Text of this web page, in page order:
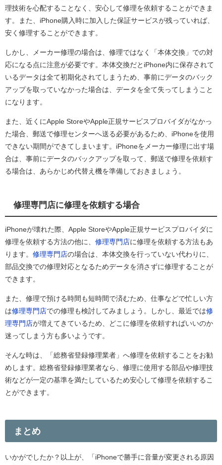
理技術を心配することなく、安心して修理を依頼することができま
す。また、iPhone購入時に加入した保証サービスが残っていれば、
安く修理することができます。
しかし、メーカー修理の場合は、修理ではなく「本体交換」での対
応になる点に注意が必要です。本体交換だとiPhone内に保存されて
いるデータは全て初期化されてしまうため、事前にデータのバック
アップを取っていなかった場合は、データを全て失ってしまうこと
になります。
また、近くにApple StoreやApple正規サービスプロバイダがなかっ
た場合、郵送で修理センターへ送る必要があるため、iPhoneを使用
できない期間ができてしまいます。iPhoneをメーカー修理に出す場
合は、事前にデータのバックアップを取って、郵送で修理を依頼す
る場合は、あらかじめ代替え機を準備しておきましょう。
修理専門店に修理を依頼する場合
iPhoneが壊れた際、Apple StoreやApple正規サービスプロバイダに
修理を依頼する方法の他に、 修理専門店に修理を依頼する方法もあ
ります。 修理専門店の場合は、本体交換を行っていない代わりに、
部品交換での修理対応となるためデータを消さずに修理することが
できます。
また、修理で預ける時間も短時間で済むため、仕事などで忙しい方
は修理専門店での修理も検討してみましょう。しかし、最近では修
理専門店が増えてきているため、どこに修理を依頼すればいいのか
迷ってしまう方も多いようです。
そんな時は、「総務省登録修理業者」へ修理を依頼することをお勧
めします。総務省登録修理業者なら、修理に使用する部品や修理技
術などが一定の基準を満たしているため安心して修理を依頼するこ
とができます。
まとめ
いかがでしたか？以上が、「iPhoneで勝手に音量が変更される原因